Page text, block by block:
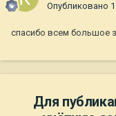
Опубликовано
спасибо всем большое
Для